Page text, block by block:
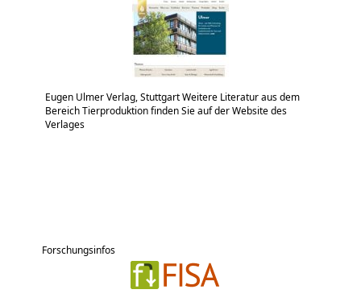
Eugen Ulmer Verlag, Stuttgart Weitere Literatur aus dem
Bereich Tierproduktion finden Sie auf der Website des
Verlages
Forschungsinfos